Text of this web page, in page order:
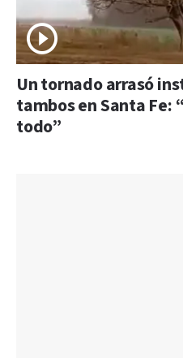
Un tornado arrasó
tambos en Santa Fe:
todo”